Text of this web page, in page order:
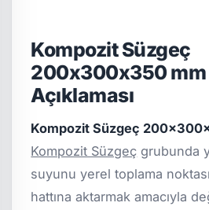
Kompozit Süzgeç
200x300x350 mm
Açıklaması
Kompozit Süzgeç
Kompozit Süzgeç grubunda
suyunu yerel toplama
hattına aktarmak amacıyla